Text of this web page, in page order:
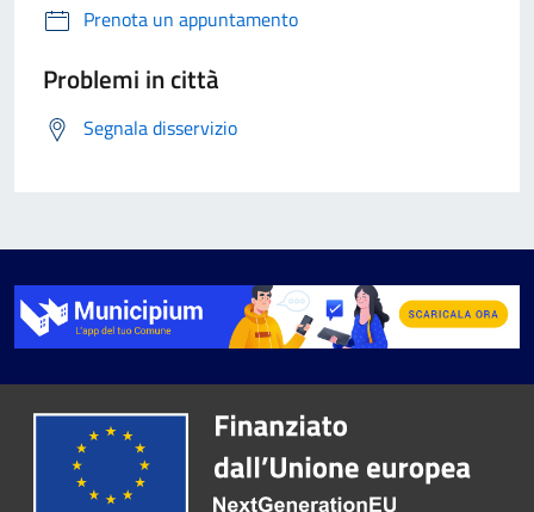
Prenota un appuntamento
Problemi in città
Segnala disservizio